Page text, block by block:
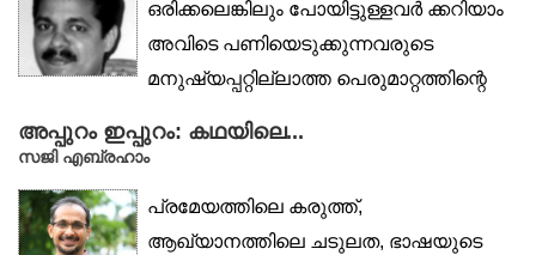
ഒരിക്കലെങ്കിലും പോയിട്ടുള്ളവർ ക്കറിയാം
അവിടെ പണിയെടുക്കുന്നവരുടെ
മനുഷ്യപ്പറ്റില്ലാത്ത പെരുമാറ്റത്തിന്റെ
അപ്പുറം ഇപ്പുറം: കഥയിലെ...
സജി എബ്രഹാം
പ്രമേയത്തിലെ കരുത്ത്,
ആഖ്യാനത്തിലെ ചടുലത, ഭാഷയുടെ